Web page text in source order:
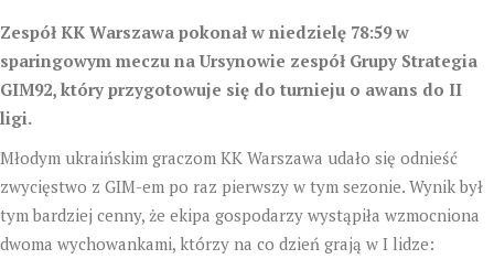
Zespół KK Warszawa pokonał w niedzielę 78:59 w
sparingowym meczu na Ursynowie zespół Grupy Strategia
GIM92, który przygotowuje się do turnieju o awans do II
ligi.
Młodym ukraińskim graczom KK Warszawa udało się odnieść
zwycięstwo z GIM-em po raz pierwszy w tym sezonie. Wynik był
tym bardziej cenny, że ekipa gospodarzy wystąpiła wzmocniona
dwoma wychowankami, którzy na co dzień grają w I lidze: